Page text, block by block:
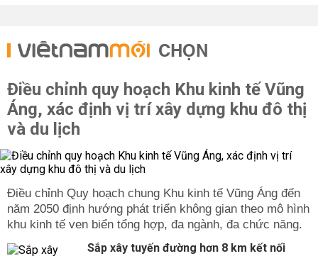
CHỌN
Điều chỉnh quy hoạch Khu kinh tế Vũng
Áng, xác định vị trí xây dựng khu đô thị
và du lịch
Điều chỉnh Quy hoạch chung Khu kinh tế Vũng Áng đến
năm 2050 định hướng phát triển không gian theo mô hình
khu kinh tế ven biển tổng hợp, đa ngành, đa chức năng.
Sắp xây tuyến đường hơn 8 km kết nối